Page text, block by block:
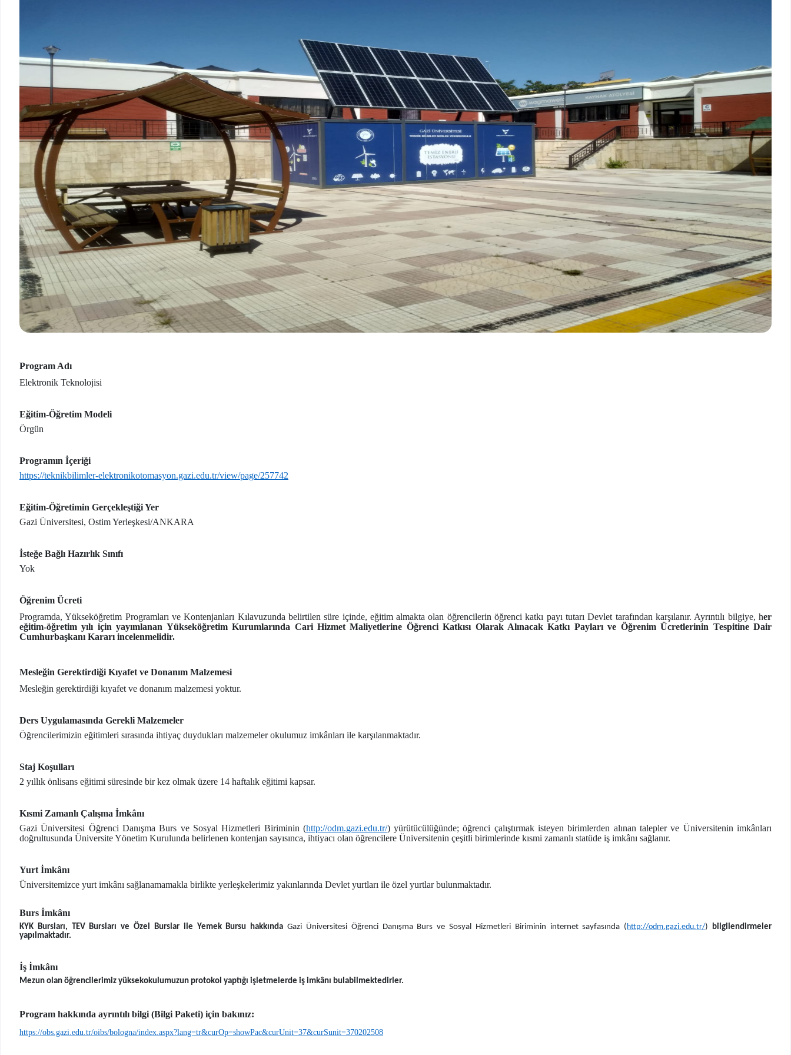
Program Adı
Elektronik Teknolojisi
Eğitim-Öğretim Modeli
Örgün
Programın İçeriği
https://teknikbilimler-elektronikotomasyon.gazi.edu.tr/view/page/257742
Eğitim-Öğretimin Gerçekleştiği Yer
Gazi Üniversitesi, Ostim Yerleşkesi/ANKARA
İsteğe Bağlı Hazırlık Sınıfı
Yok
Öğrenim Ücreti
Programda, Yükseköğretim Programları ve Kontenjanları Kılavuzunda belirtilen süre içinde, eğitim almakta olan öğrencilerin öğrenci katkı payı tutarı Devlet tarafından karşılanır. Ayrıntılı bilgiye, her
eğitim-öğretim yılı için yayımlanan Yükseköğretim Kurumlarında Cari Hizmet Maliyetlerine Öğrenci Katkısı Olarak Alınacak Katkı Payları ve Öğrenim Ücretlerinin Tespitine Dair
Cumhurbaşkanı Kararı incelenmelidir.
Mesleğin Gerektirdiği Kıyafet ve Donanım Malzemesi
Mesleğin gerektirdiği kıyafet ve donanım malzemesi yoktur.
Ders Uygulamasında Gerekli Malzemeler
Öğrencilerimizin eğitimleri sırasında ihtiyaç duydukları malzemeler okulumuz imkânları ile karşılanmaktadır.
Staj Koşulları
2 yıllık önlisans eğitimi süresinde bir kez olmak üzere 14 haftalık eğitimi kapsar.
Kısmi Zamanlı Çalışma İmkânı
Gazi Üniversitesi Öğrenci Danışma Burs ve Sosyal Hizmetleri Biriminin (http://odm.gazi.edu.tr/) yürütücülüğünde; öğrenci çalıştırmak isteyen birimlerden alınan talepler ve Üniversitenin imkânları
doğrultusunda Üniversite Yönetim Kurulunda belirlenen kontenjan sayısınca, ihtiyacı olan öğrencilere Üniversitenin çeşitli birimlerinde kısmi zamanlı statüde iş imkânı sağlanır.
Yurt İmkânı
Üniversitemizce yurt imkânı sağlanamamakla birlikte yerleşkelerimiz yakınlarında Devlet yurtları ile özel yurtlar bulunmaktadır.
Burs İmkânı
KYK Bursları, TEV Bursları ve Özel Burslar ile Yemek Bursu hakkında Gazi Üniversitesi Öğrenci Danışma Burs ve Sosyal Hizmetleri Biriminin internet sayfasında (http://odm.gazi.edu.tr/) bilgilendirmeler
yapılmaktadır.
İş İmkânı
Mezun olan öğrencilerimiz yüksekokulumuzun protokol yaptığı işletmelerde iş imkânı bulabilmektedirler.
Program hakkında ayrıntılı bilgi (Bilgi Paketi) için bakınız:
https://obs.gazi.edu.tr/oibs/bologna/index.aspx?lang=tr&curOp=showPac&curUnit=37&curSunit=370202508